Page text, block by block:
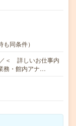
同条件）
＜ 詳しいお仕事内
務・館内アナ…